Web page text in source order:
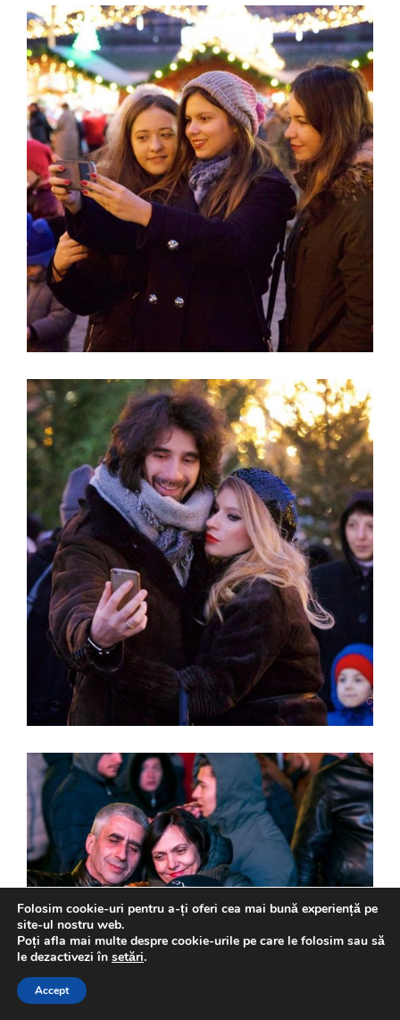
Folosim cookie-uri pentru a-ți oferi cea mai bună experiență pe
site-ul nostru web.
Poți afla mai multe despre cookie-urile pe care le folosim sau să
le dezactivezi în setări.
Accept